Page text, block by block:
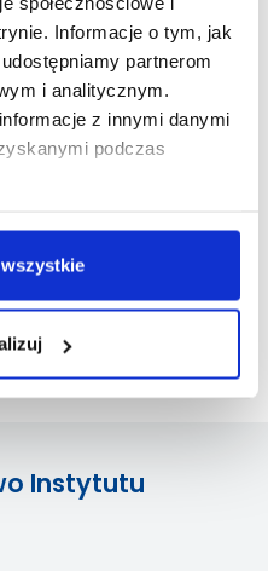
Informacje o tym, jak
partnerom
i analitycznym.
z innymi danymi
podczas
plany studiów
Instytutu